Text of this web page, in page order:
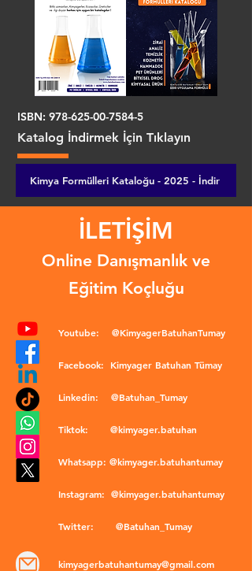
ISBN: 978-625-00-7584-5
Katalog İndirmek İçin Tıklayın
Kimya Formülleri Kataloğu - 2025 - İndir
İLETİŞİM
Online Danışmanlık ve
Eğitim Koçluğu
Youtube: @KimyagerBatuhanTumay
Facebook: Kimyager Batuhan Tümay
Linkedin: @Batuhan_Tumay
Tiktok: @kimyager.batuhan
Whatsapp: @kimyager.batuhantumay
Instagram: @kimyager.batuhantumay
Twitter: @Batuhan_Tumay
kimyagerbatuhantumay@gmail.com